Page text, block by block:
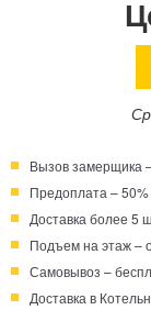
+7
Вызов замерщика
Предоплата –
Доставка более 5
Подъем на этаж –
Самовывоз –
Доставка в